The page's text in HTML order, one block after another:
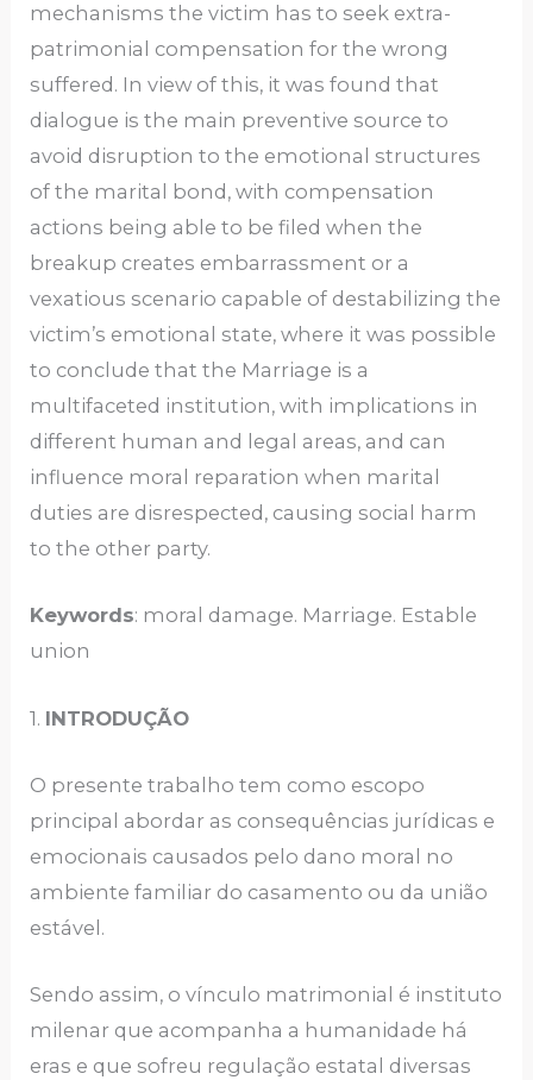
mechanisms the victim has to seek extra-
patrimonial compensation for the wrong
suffered. In view of this, it was found that
dialogue is the main preventive source to
avoid disruption to the emotional structures
of the marital bond, with compensation
actions being able to be filed when the
breakup creates embarrassment or a
vexatious scenario capable of destabilizing the
victim’s emotional state, where it was possible
to conclude that the Marriage is a
multifaceted institution, with implications in
different human and legal areas, and can
influence moral reparation when marital
duties are disrespected, causing social harm
to the other party.
Keywords: moral damage. Marriage. Estable
union
1. INTRODUÇÃO
O presente trabalho tem como escopo
principal abordar as consequências jurídicas e
emocionais causados pelo dano moral no
ambiente familiar do casamento ou da união
estável.
Sendo assim, o vínculo matrimonial é instituto
milenar que acompanha a humanidade há
eras e que sofreu regulação estatal diversas